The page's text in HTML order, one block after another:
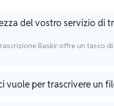
del vostro servizio di
Baskir offre un tasso
vuole per trascrivere un